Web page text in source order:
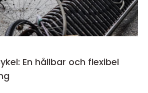
En hållbar och flexibel